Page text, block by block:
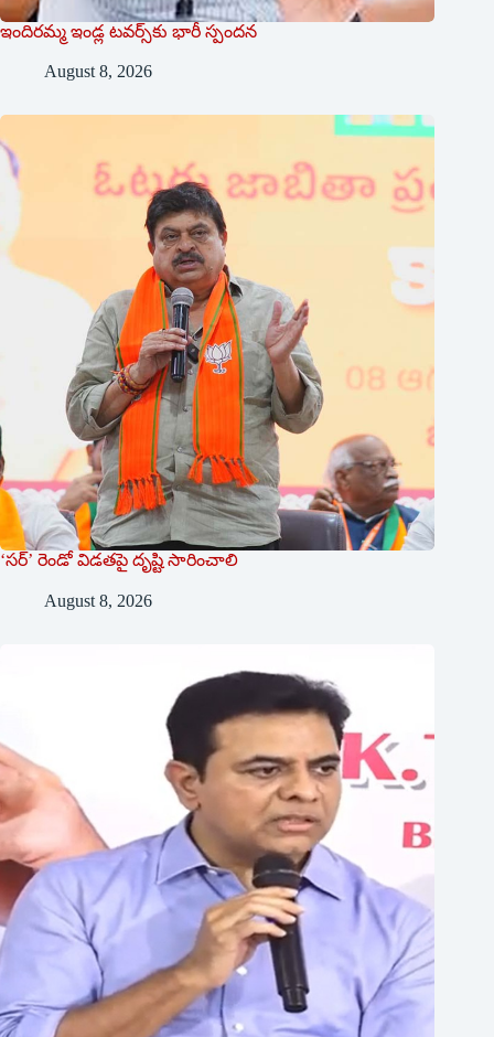
ఇందిరమ్మ ఇండ్ల టవర్స్‌కు భారీ స్పందన
August 8, 2026
‘సర్’ రెండో విడతపై దృష్టి సారించాలి
August 8, 2026